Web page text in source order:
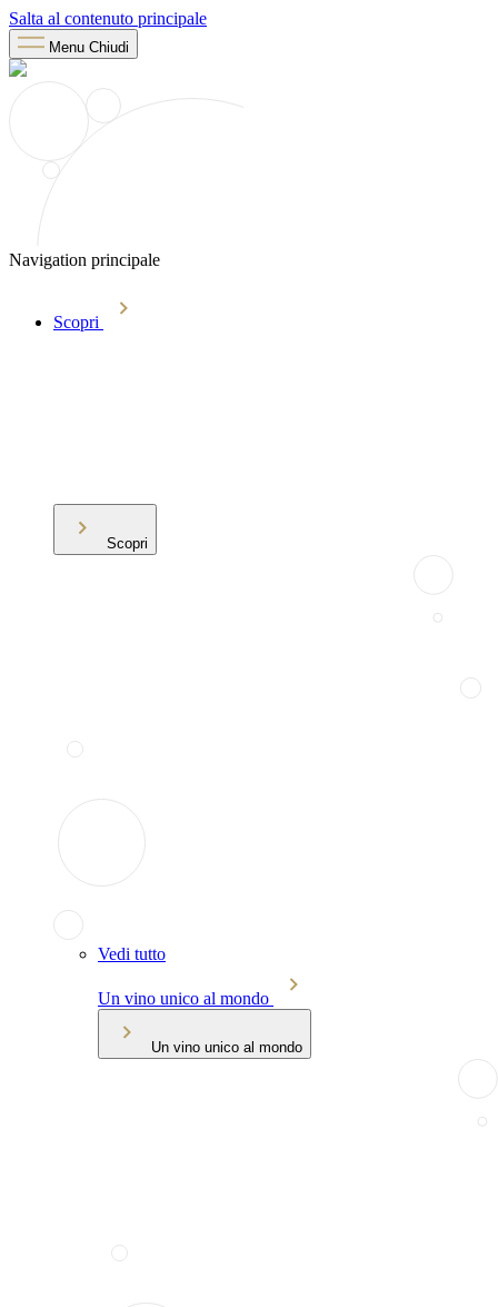
Salta al contenuto principale
Menu Chiudi
Navigation principale
Scopri
Scopri
Vedi tutto
Un vino unico al mondo
Un vino unico al mondo